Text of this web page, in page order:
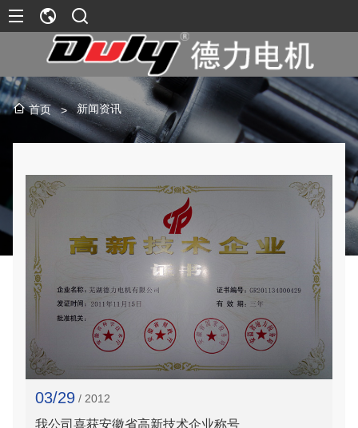
首页 > 新闻资讯
03/29 / 2012
我公司喜获安徽省高新技术企业称号